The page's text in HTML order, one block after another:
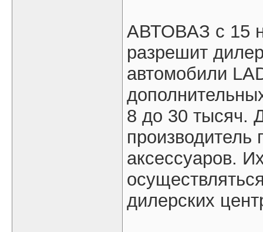
АВТОВАЗ с 15
разрешит
автомобили
8 до 30 тысяч.
производитель
аксессуаров.
дилерских